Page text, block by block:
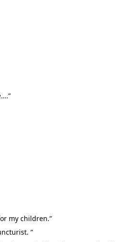
my children.”
”